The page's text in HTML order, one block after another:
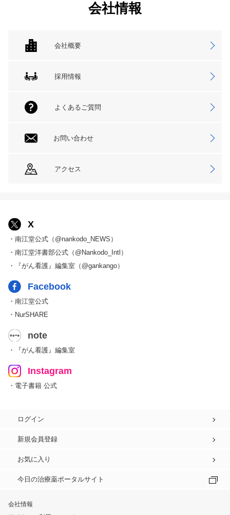
会社情報
会社概要
採用情報
よくあるご質問
お問い合わせ
アクセス
X
・南江堂公式（@nankodo_NEWS）
・南江堂洋書部公式（@Nankodo_Intl）
・『がん看護』編集室（@gankango）
Facebook
・南江堂公式
・NurSHARE
note
・『がん看護』編集室
Instagram
・電子書籍 公式
ログイン
新規会員登録
お気に入り
今日の治療薬ポータルサイト
会社情報